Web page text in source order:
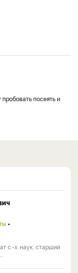
посеять и
с.-х. наук, старший